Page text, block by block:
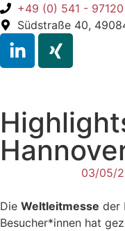
+49 (0) 541 -
Südstraße 40,
03/05/
Die Weltleitmesse der
Besucher*innen hat